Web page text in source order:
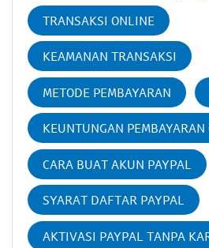
TRANSAKSI ONLINE
KEAMANAN TRANSAKSI
METODE PEMBAYARAN
KEUNTUNGAN
CARA BUAT AKUN PAYPAL
SYARAT DAFTAR PAYPAL
AKTIVASI PAYPAL TANPA